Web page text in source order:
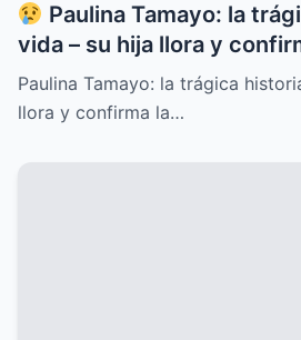
Paulina Tamayo: la
vida – su hija llora y
noticia
Paulina Tamayo: la trágica
llora y confirma la…